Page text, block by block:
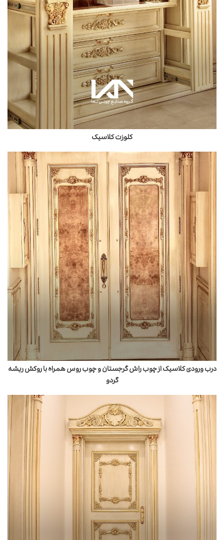
کلوزت کلاسیک
درب ورودی کلاسیک از چوب راش گرجستان و چوب روس همراه با روکش ریشه
گردو